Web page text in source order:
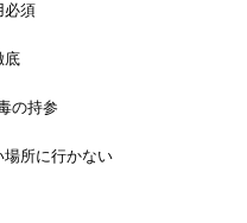
必須
底
の持参
所に行かない